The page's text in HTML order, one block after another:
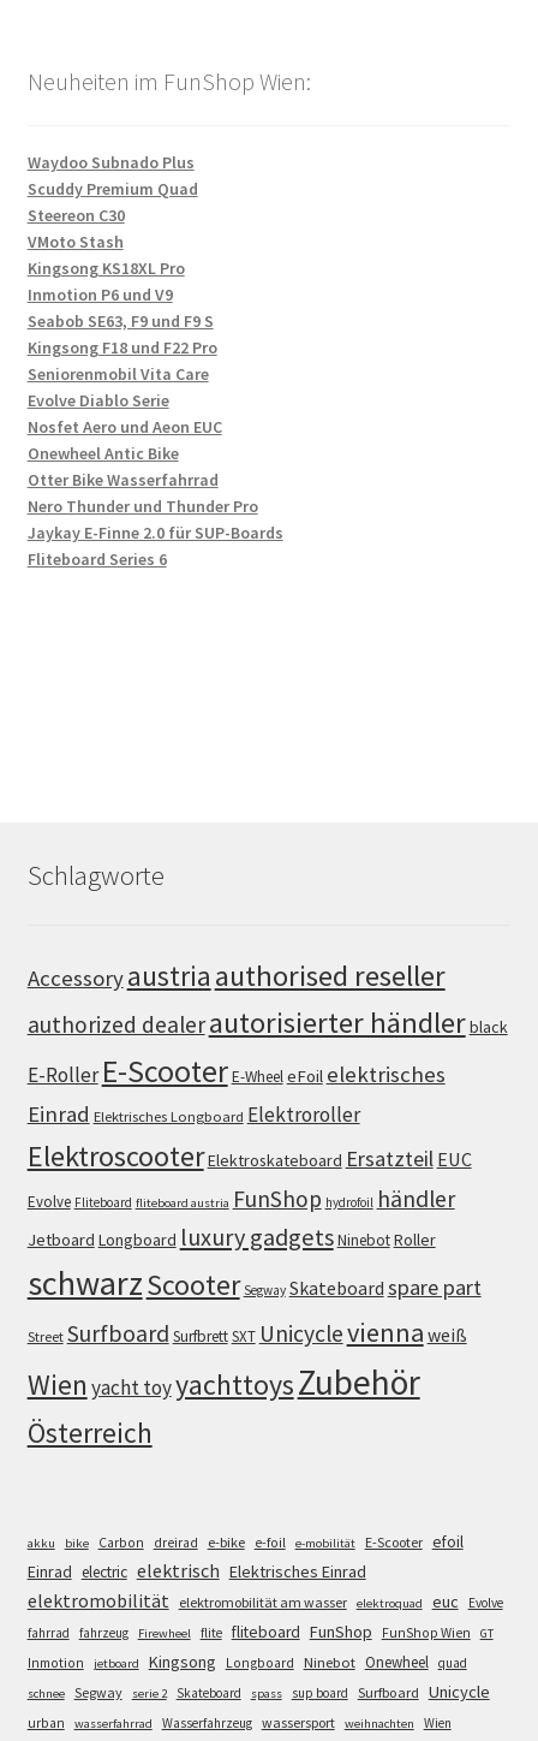
Neuheiten im FunShop Wien:
Waydoo Subnado Plus
Scuddy Premium Quad
Steereon C30
VMoto Stash
Kingsong KS18XL Pro
Inmotion P6 und V9
Seabob SE63, F9 und F9 S
Kingsong F18 und F22 Pro
Seniorenmobil Vita Care
Evolve Diablo Serie
Nosfet Aero und Aeon EUC
Onewheel Antic Bike
Otter Bike Wasserfahrrad
Nero Thunder und Thunder Pro
Jaykay E-Finne 2.0 für SUP-Boards
Fliteboard Series 6
Schlagworte
Accessoryaustria authorised reseller
authorized dealerautorisierter händlerblack
E-Roller E-ScooterE-WheeleFoil elektrisches
Einrad Elektrisches Longboard Elektroroller
ElektroscooterElektroskateboard Ersatzteil EUC
Evolve Fliteboard fliteboard austria FunShop hydrofoil händler
Jetboard Longboard luxury gadgetsNinebotRoller
schwarzScooter Segway Skateboard spare part
Street Surfboard SurfbrettSXT Unicyclevienna weiß
Wien yacht toyyachttoysZubehör
Österreich
akku bike Carbon dreirad e-bike e-foil e-mobilität E-Scooter efoil
Einrad electric elektrisch Elektrisches Einrad
elektromobilität elektromobilität am wasser elektroquad euc
Evolve
fahrrad
fahrzeug Firewheel flite fliteboard FunShop FunShop Wien GT
Inmotion jetboard Kingsong Longboard Ninebot Onewheel quad
schnee Segway serie 2 Skateboard spass sup board Surfboard Unicycle
urban wasserfahrrad Wasserfahrzeug wassersport weihnachten
Wien